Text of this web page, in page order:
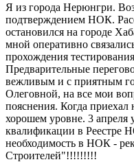
Я из города Нерюнгри.
подтверждением НОК.
остановился на городе
мной оперативно
прохождения
Предварительные
вежливым и с приятным
Олеговной, на все мои
пояснения. Когда
хорошем уровне. 3 апреля
квалификации в Реестре
необходимость в НОК -
Строителей"!!!!!!!!!